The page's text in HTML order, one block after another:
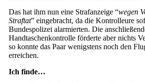
Das hat ihm nun eine Strafanzeige “wegen
Straftat” eingebracht, da die Kontrolleure
Bundespolizei alarmierten. Die
Handtaschenkontrolle förderte aber nichts
so konnte das Paar wenigstens noch den
erreichen.
Ich finde…